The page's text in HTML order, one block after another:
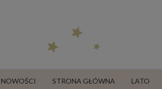
NOWOŚCI STRONA GŁÓWNA LATO